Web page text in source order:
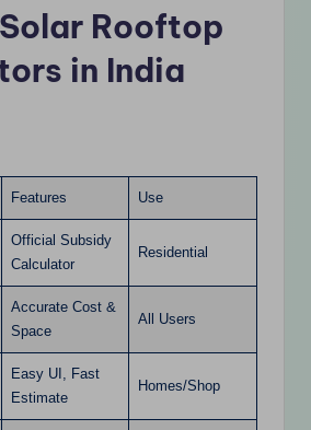
Rooftop
in India
Features Use
Official Subsidy
Calculator
Residential
Accurate Cost &
Space
All Users
Easy UI, Fast
Estimate
Homes/Shop